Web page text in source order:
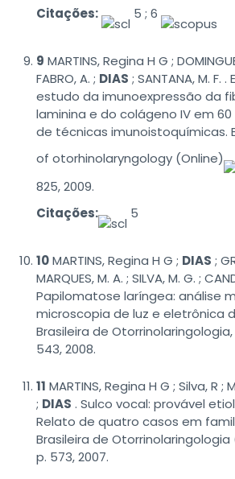
Citações:
5 ; 6
9 MARTINS, Regina H G ;
FABRO, A. ; DIAS ; SANTANA, M. F.
estudo da imunoexpressão da
laminina e do colágeno IV em
de técnicas imunoistoquímicas.
of otorhinolaryngology (Online)
825, 2009.
Citações:
5
10MARTINS, Regina H G ; DIAS ;
MARQUES, M. A. ; SILVA, M. G. ;
Papilomatose laríngea: análise
microscopia de luz e eletrônica
Brasileira de
543, 2008.
11 MARTINS, Regina H G ; Silva, R
; DIAS . Sulco vocal: provável
Relato de quatro casos em
Brasileira de Otorrinolaringologia
p. 573, 2007.